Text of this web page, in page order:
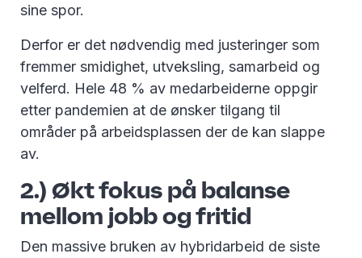
sine spor.
Derfor er det nødvendig med justeringer som
fremmer smidighet, utveksling, samarbeid og
velferd. Hele 48 % av medarbeiderne oppgir
etter pandemien at de ønsker tilgang til
områder på arbeidsplassen der de kan slappe
av.
2.) Økt fokus på balanse
mellom jobb og fritid
Den massive bruken av hybridarbeid de siste